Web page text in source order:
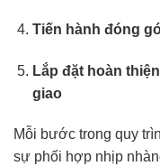
Tiến hành đóng
Lắp đặt hoàn
giao
Mỗi bước trong quy
sự phối hợp nhịp